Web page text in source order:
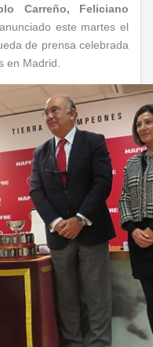
Carreño, Feliciano
este martes el
de prensa celebrada
en Madrid.